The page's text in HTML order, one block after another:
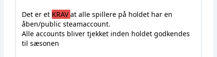
Det er et KRAVat alle spillere på holdet har en
åben/public steamaccount.
Alle accounts bliver tjekket inden holdet godkendes
til sæsonen